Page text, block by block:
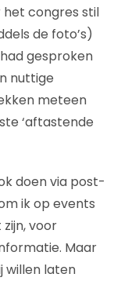
het congres stil
de foto’s)
gesproken
nuttige
meteen
‘aftastende
doen via post-
ik op events
voor
Maar
willen laten